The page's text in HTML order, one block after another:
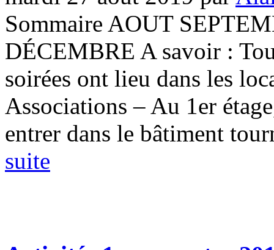
Sommaire AOUT
DÉCEMBRE A savoir :
soirées ont lieu dans les
Associations – Au 1er
entrer dans le bâtiment
suite